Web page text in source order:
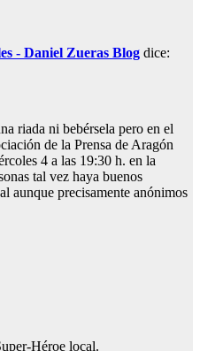
- Daniel Zueras Blog dice:
riada ni bebérsela pero en el
de la Prensa de Aragón
4 a las 19:30 h. en la
tal vez haya buenos
aunque precisamente anónimos
Héroe local.